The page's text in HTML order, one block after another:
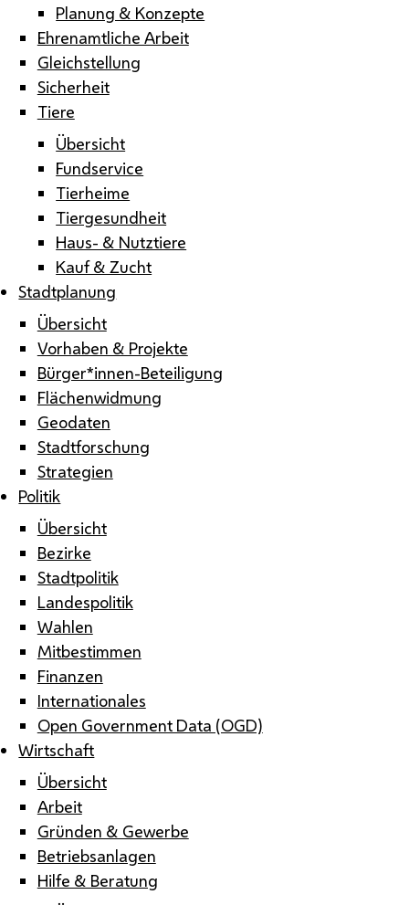
Planung & Konzepte
Ehrenamtliche Arbeit
Gleichstellung
Sicherheit
Tiere
Übersicht
Fundservice
Tierheime
Tiergesundheit
Haus- & Nutztiere
Kauf & Zucht
Stadtplanung
Übersicht
Vorhaben & Projekte
Bürger*innen-Beteiligung
Flächenwidmung
Geodaten
Stadtforschung
Strategien
Politik
Übersicht
Bezirke
Stadtpolitik
Landespolitik
Wahlen
Mitbestimmen
Finanzen
Internationales
Open Government Data (OGD)
Wirtschaft
Übersicht
Arbeit
Gründen & Gewerbe
Betriebsanlagen
Hilfe & Beratung